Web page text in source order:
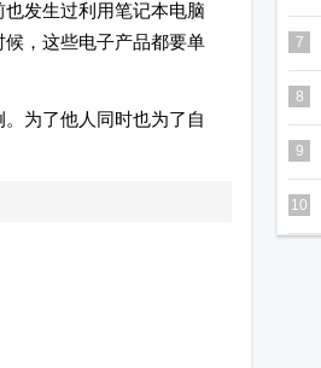
发生过利用笔记本电脑
，这些电子产品都要单
为了他人同时也为了自
7
8
9
10